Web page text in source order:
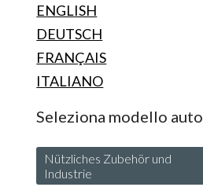
ENGLISH
DEUTSCH
FRANÇAIS
ITALIANO
Seleziona modello auto
Nützliches Zubehör und
Industrie